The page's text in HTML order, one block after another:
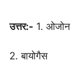
उत्तर:- 1. ओजोन
2. बायोगैस